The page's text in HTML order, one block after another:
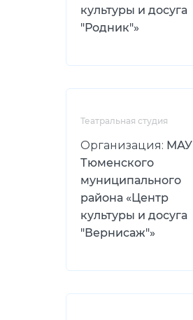
культуры и досуга
"Родник"»
Театральная студия
Организация: МАУ
Тюменского
муниципального
района «Центр
культуры и досуга
"Вернисаж"»